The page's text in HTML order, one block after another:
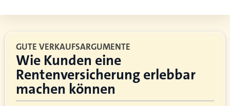
GUTE VERKAUFSARGUMENTE
Wie Kunden eine
Rentenversicherung erlebbar
machen können